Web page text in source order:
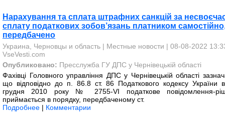
Нарахування та сплата штрафних санкцій за
сплату податкових зобов’язань платником
передбачено
Украина, Черновцы и область | Местные новости | 08-08-2022
VseVesti.com
Опубликовано: Пресслужба ГУ ДПС у Чернівецькій області
Фахівці Головного управління ДПС у Чернівецькій області
що відповідно до п. 86.8 ст. 86 Податкового кодексу України
грудня 2010 року № 2755-VІ податкове повідомлення-
приймається в порядку, передбаченому ст.
Подробнее | Комментарии